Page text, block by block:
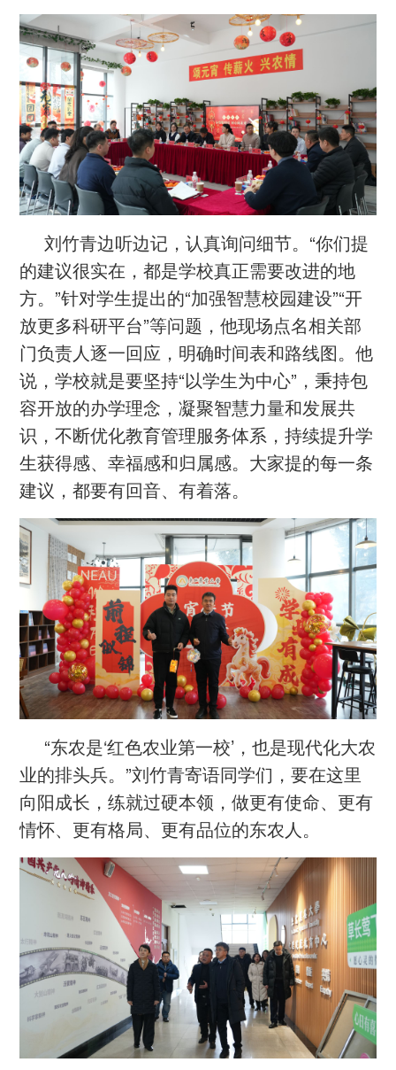
刘竹青边听边记，认真询问细节。“你们提
的建议很实在，都是学校真正需要改进的地
方。”针对学生提出的“加强智慧校园建设”“开
放更多科研平台”等问题，他现场点名相关部
门负责人逐一回应，明确时间表和路线图。他
说，学校就是要坚持“以学生为中心”，秉持包
容开放的办学理念，凝聚智慧力量和发展共
识，不断优化教育管理服务体系，持续提升学
生获得感、幸福感和归属感。大家提的每一条
建议，都要有回音、有着落。
“东农是‘红色农业第一校’，也是现代化大农
业的排头兵。”刘竹青寄语同学们，要在这里
向阳成长，练就过硬本领，做更有使命、更有
情怀、更有格局、更有品位的东农人。